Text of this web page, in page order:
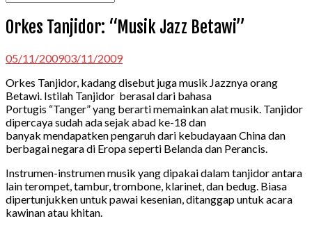
Orkes Tanjidor: “Musik Jazz Betawi”
05/11/200903/11/2009
Orkes Tanjidor, kadang disebut juga musik Jazznya orang
Betawi. Istilah Tanjidor berasal dari bahasa
Portugis “Tanger” yang berarti memainkan alat musik. Tanjidor
dipercaya sudah ada sejak abad ke-18 dan
banyak mendapatken pengaruh dari kebudayaan China dan
berbagai negara di Eropa seperti Belanda dan Perancis.
Instrumen-instrumen musik yang dipakai dalam tanjidor antara
lain terompet, tambur, trombone, klarinet, dan bedug. Biasa
dipertunjukken untuk pawai kesenian, ditanggap untuk acara
kawinan atau khitan.